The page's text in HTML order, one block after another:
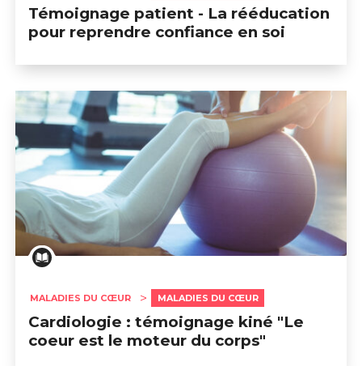
Témoignage patient - La rééducation
pour reprendre confiance en soi
MALADIES DU CŒUR MALADIES DU CŒUR
Cardiologie : témoignage kiné "Le
coeur est le moteur du corps"